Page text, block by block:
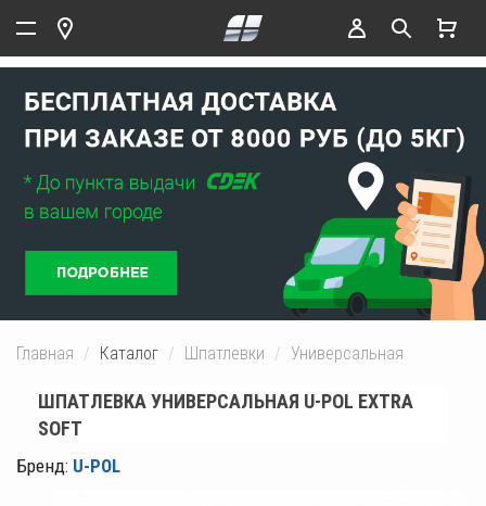
Главная Каталог Шпатлевки Универсальная
ШПАТЛЕВКА УНИВЕРСАЛЬНАЯ U-POL EXTRA
SOFT
Бренд: U-POL